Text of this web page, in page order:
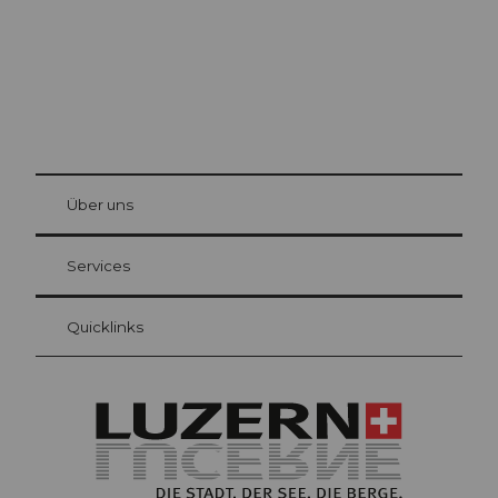
Gästekarte Luzern
Ihre Vorteile als Übernachtungsgast
at Bre
Über uns
Services
Quicklinks